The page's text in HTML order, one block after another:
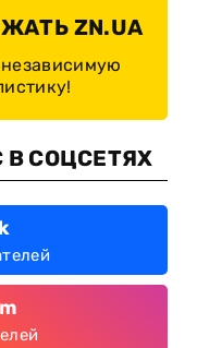
ZN.UA
В СОЦСЕТЯХ